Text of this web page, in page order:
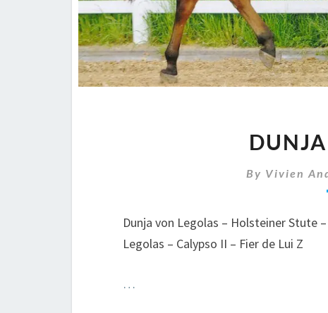
By Vivien
Dunja von Legolas – Holsteiner Stute
Legolas – Calypso II – Fier de Lui Z
…